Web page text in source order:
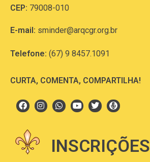
CEP: 79008-010
E-mail: sminder@arqcgr.org.br
Telefone: (67) 9 8457.1091
CURTA, COMENTA, COMPARTILHA!
INSCRIÇÕES